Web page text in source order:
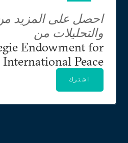
احصل على المزيد من
والتحليلات من
Endowment for
International Peace
اشترك